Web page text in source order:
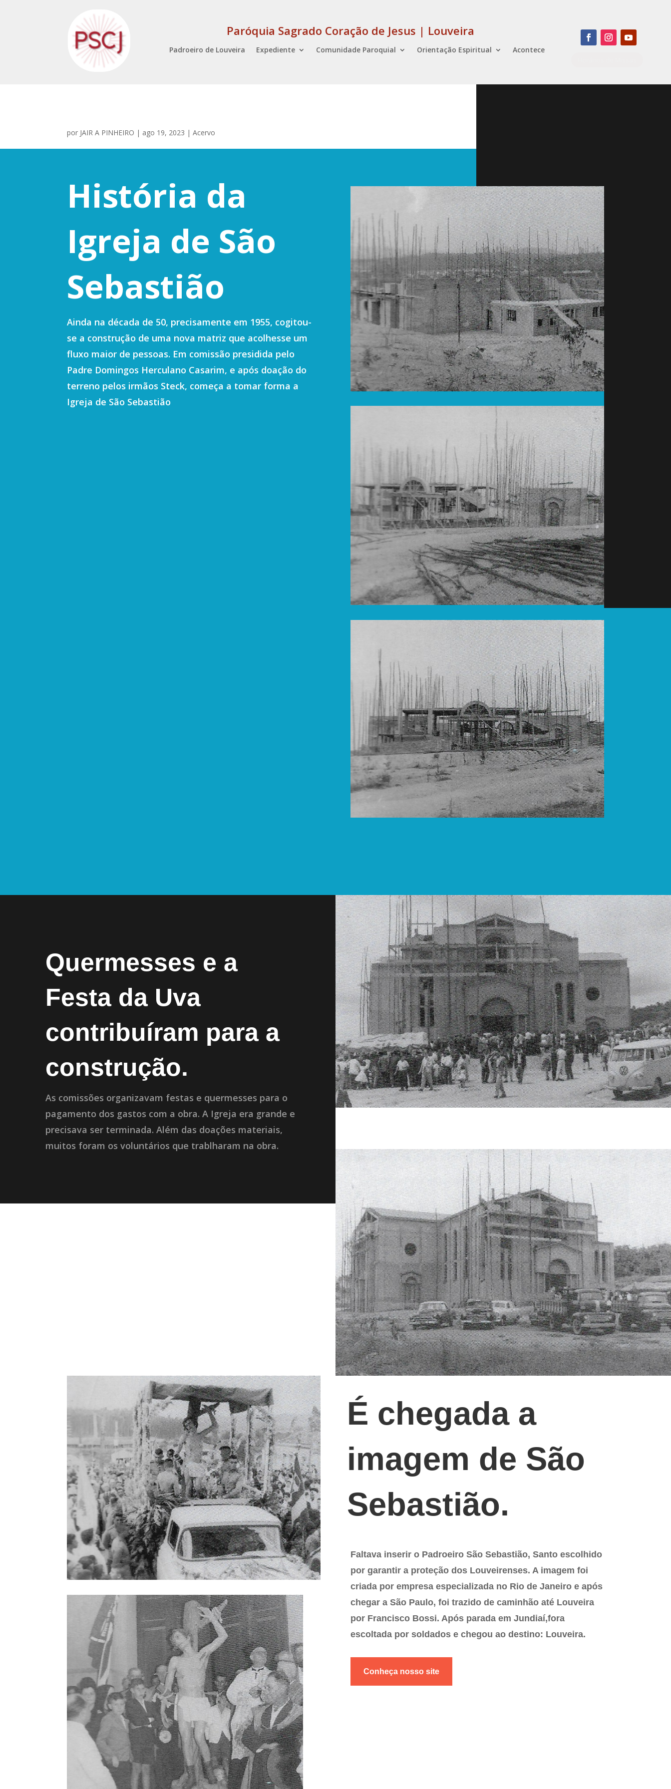
Paróquia Sagrado Coração de Jesus | Louveira
Padroeiro de Louveira Expediente Comunidade Paroquial Orientação Espiritual Acontece
por JAIR A PINHEIRO | ago 19, 2023 |Acervo
História da
Igreja de São
Sebastião
Ainda na década de 50, precisamente em 1955, cogitou-
se a construção de uma nova matriz que acolhesse um
fluxo maior de pessoas. Em comissão presidida pelo
Padre Domingos Herculano Casarim, e após doação do
terreno pelos irmãos Steck, começa a tomar forma a
Igreja de São Sebastião
Quermesses e a
Festa da Uva
contribuíram para a
construção.
As comissões organizavam festas e quermesses para o
pagamento dos gastos com a obra. A Igreja era grande e
precisava ser terminada. Além das doações materiais,
muitos foram os voluntários que trablharam na obra.
É chegada a
imagem de São
Sebastião.
Faltava inserir o Padroeiro São Sebastião, Santo escolhido
por garantir a proteção dos Louveirenses. A imagem foi
criada por empresa especializada no Rio de Janeiro e após
chegar a São Paulo, foi trazido de caminhão até Louveira
por Francisco Bossi. Após parada em Jundiaí,fora
escoltada por soldados e chegou ao destino: Louveira.
Conheça nosso site